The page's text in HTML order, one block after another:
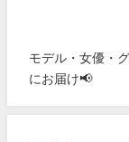
モデル・女優・
にお届け📢